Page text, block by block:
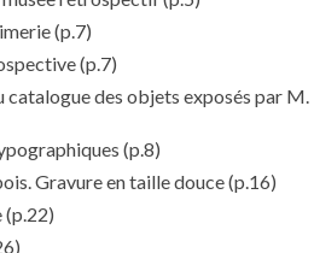
(p.7)
(p.7)
catalogue des objets exposés par M.
(p.8)
Gravure en taille douce(p.16)
(p.22)